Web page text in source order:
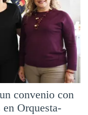
convenio con
Orquesta-